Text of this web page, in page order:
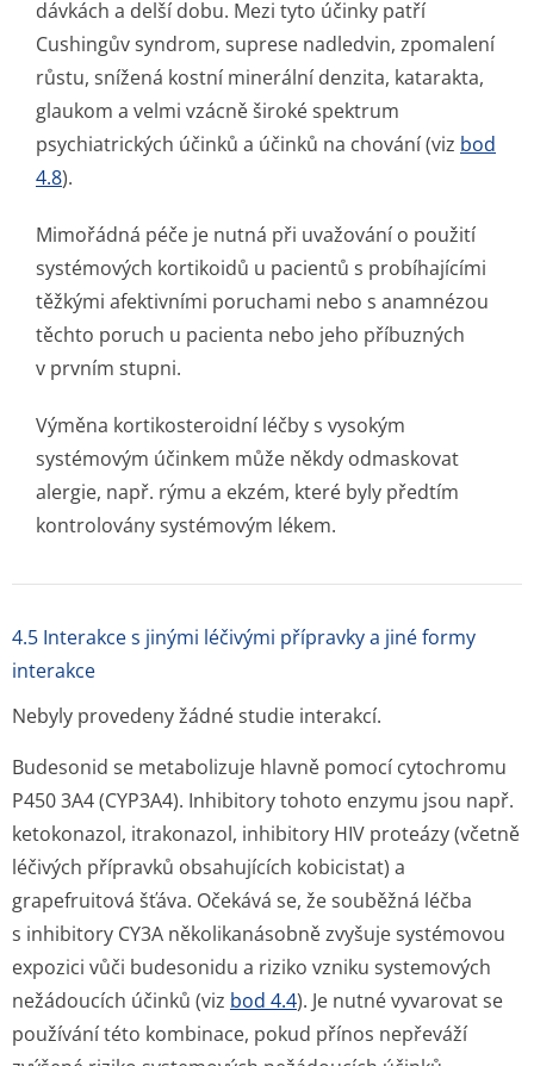
dávkách a delší dobu. Mezi tyto účinky patří
Cushingův syndrom, suprese nadledvin, zpomalení
růstu, snížená kostní minerální denzita, katarakta,
glaukom a velmi vzácně široké spektrum
psychiatrických účinků a účinků na chování (viz bod
4.8).
Mimořádná péče je nutná při uvažování o použití
systémových kortikoidů u pacientů s probíhajícími
těžkými afektivními poruchami nebo s anamnézou
těchto poruch u pacienta nebo jeho příbuzných
v prvním stupni.
Výměna kortikosteroidní léčby s vysokým
systémovým účinkem může někdy odmaskovat
alergie, např. rýmu a ekzém, které byly předtím
kontrolovány systémovým lékem.
4.5 Interakce s jinými léčivými přípravky a jiné formy
interakce
Nebyly provedeny žádné studie interakcí.
Budesonid se metabolizuje hlavně pomocí cytochromu
P450 3A4 (CYP3A4). Inhibitory tohoto enzymu jsou např.
ketokonazol, itrakonazol, inhibitory HIV proteázy (včetně
léčivých přípravků obsahujících kobicistat) a
grapefruitová šťáva. Očekává se, že souběžná léčba
s inhibitory CY3A několikanásobně zvyšuje systémovou
expozici vůči budesonidu a riziko vzniku systemových
nežádoucích účinků (viz bod 4.4). Je nutné vyvarovat se
používání této kombinace, pokud přínos nepřeváží